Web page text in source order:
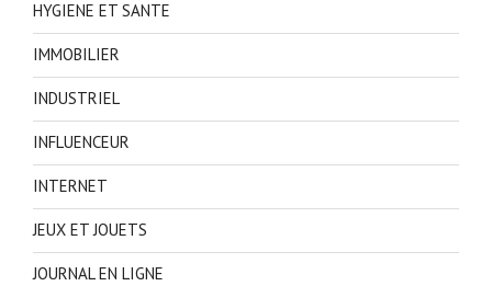
HYGIENE ET SANTE
IMMOBILIER
INDUSTRIEL
INFLUENCEUR
INTERNET
JEUX ET JOUETS
JOURNAL EN LIGNE